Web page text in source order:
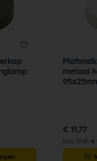
metaal
€ 11,77
€